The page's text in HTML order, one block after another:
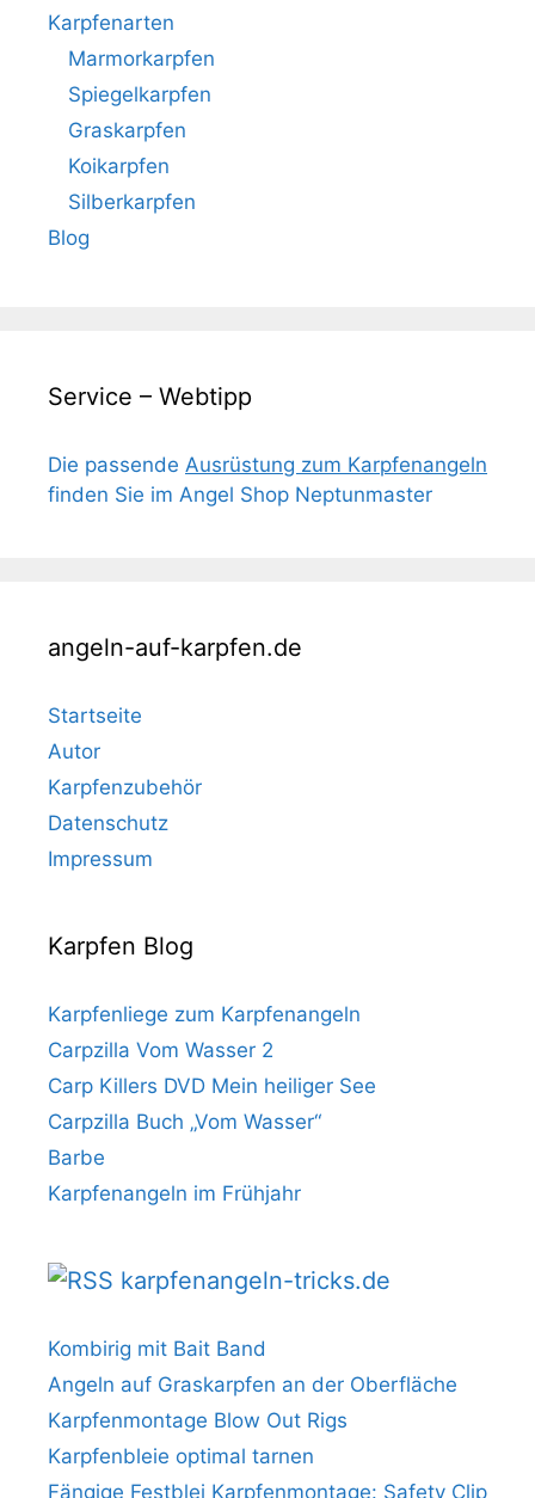
Karpfenarten
Marmorkarpfen
Spiegelkarpfen
Graskarpfen
Koikarpfen
Silberkarpfen
Blog
Service – Webtipp
Die passende Ausrüstung zum Karpfenangeln
finden Sie im Angel Shop Neptunmaster
angeln-auf-karpfen.de
Startseite
Autor
Karpfenzubehör
Datenschutz
Impressum
Karpfen Blog
Karpfenliege zum Karpfenangeln
Carpzilla Vom Wasser 2
Carp Killers DVD Mein heiliger See
Carpzilla Buch „Vom Wasser“
Barbe
Karpfenangeln im Frühjahr
karpfenangeln-tricks.de
Kombirig mit Bait Band
Angeln auf Graskarpfen an der Oberfläche
Karpfenmontage Blow Out Rigs
Karpfenbleie optimal tarnen
Fängige Festblei Karpfenmontage: Safety Clip